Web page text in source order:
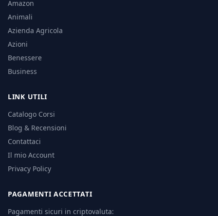
Amazon
Animali
Azienda Agricola
Azioni
Benessere
Business
LINK UTILI
Catalogo Corsi
Blog & Recensioni
Contattaci
Il mio Account
Privacy Policy
PAGAMENTI ACCETTATI
Pagamenti sicuri in criptovaluta: